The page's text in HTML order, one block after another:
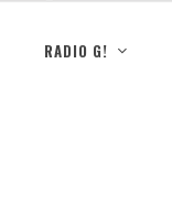
RADIO G!